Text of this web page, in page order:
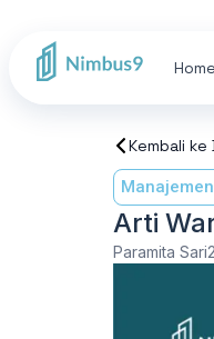
Home
Kembali ke
Arti
Paramita Sari